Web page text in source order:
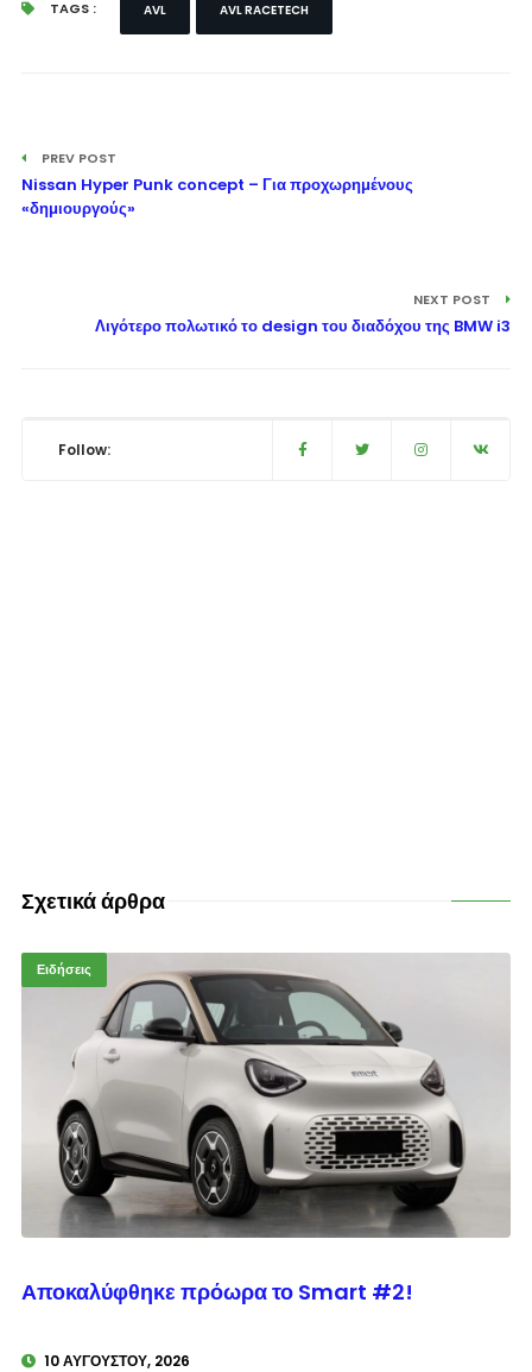
TAGS : AVL AVL RACETECH
PREV POST
Nissan Hyper Punk concept – Για προχωρημένους
«δημιουργούς»
NEXT POST
Λιγότερο πολωτικό το design του διαδόχου της BMW i3
Follow:
Σχετικά άρθρα
Ειδήσεις
Αποκαλύφθηκε πρόωρα το Smart #2!
10 ΑΥΓΟΎΣΤΟΥ, 2026